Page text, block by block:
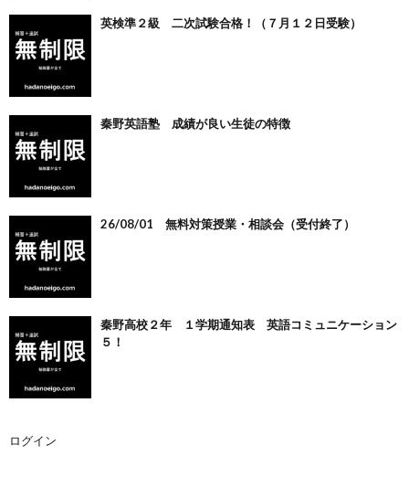
英検準２級 二次試験合格！（７月１２日受験）
秦野英語塾 成績が良い生徒の特徴
26/08/01 無料対策授業・相談会（受付終了）
秦野高校２年 １学期通知表 英語コミュニケーション
５！
ログイン